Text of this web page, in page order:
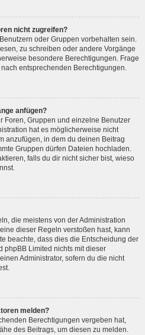
nicht zugreifen?
oder Gruppen vorbehalten sein.
zu schreiben oder andere Vorgänge
besondere Berechtigungen. Frage
entsprechenden Berechtigungen.
anfügen?
Foren, Gruppen und einzelne Benutzer
hat es möglicherweise nicht
anzufügen, in dem du deinen Beitrag
Gruppen dürfen Dateien hochladen.
falls du dir nicht sicher bist, wieso
die meistens von der Administration
dieser Regeln verstoßen hast, kann
beachte, dass dies die Entscheidung der
phpBB Limited nichts mit dieser
Administrator, sofern du die nicht
melden?
Berechtigungen vergeben hat,
des Beitrags, um diesen zu melden.